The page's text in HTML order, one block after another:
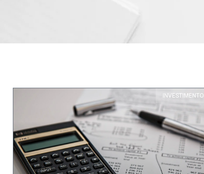
INVESTIMENTO